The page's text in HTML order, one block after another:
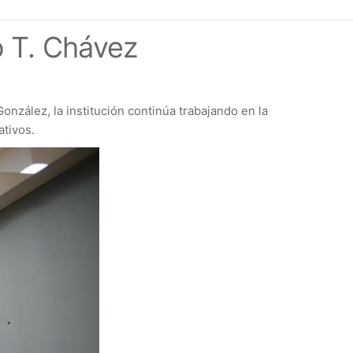
Chávez
la institución continúa trabajando en la